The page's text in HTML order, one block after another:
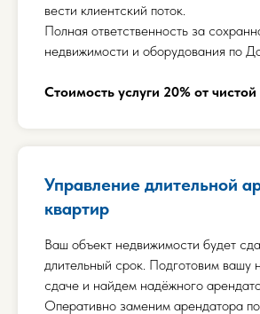
вести клиентский поток.
Полная ответственность за
недвижимости и оборудования по
Стоимость услуги 20% от
Управление длительной
квартир
Ваш объект недвижимости будет
длительный срок. Подготовим вашу
сдаче и найдем надёжного
Оперативно заменим арендатора